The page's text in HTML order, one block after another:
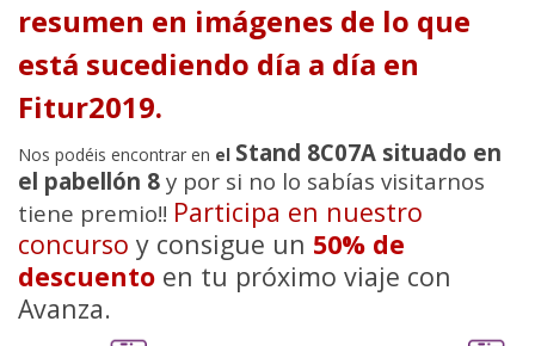
resumen en imágenes de lo que
está sucediendo día a día en
Fitur2019.
Nos podéis encontrar en el Stand 8C07A situado en
el pabellón 8 y por si no lo sabías visitarnos
tiene premio!! Participa en nuestro
concurso y consigue un 50% de
descuento en tu próximo viaje con
Avanza.